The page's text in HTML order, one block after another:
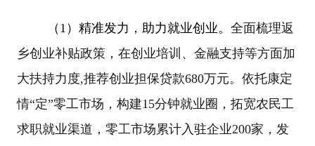
（ 1 ）精准发力，助力就业创业。 全面梳理返
乡创业补贴政策，在创业培训、金融支持等方面加
大扶持力度,推荐创业担保贷款680万元。依托康定
情“定”零工市场，构建15分钟就业圈，拓宽农民工
求职就业渠道，零工市场累计入驻企业200家，发